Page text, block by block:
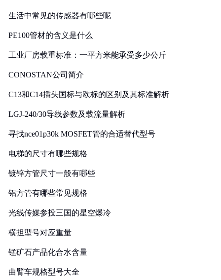
生活中常见的传感器有哪些呢
PE100管材的含义是什么
工业厂房载重标准：一平方米能承受多少公斤
CONOSTAN公司简介
C13和C14插头国标与欧标的区别及其标准解析
LGJ-240/30导线参数及载流量解析
寻找nce01p30k MOSFET管的合适替代型号
电梯的尺寸有哪些规格
镀锌方管尺寸一般有哪些
铝方管有哪些常见规格
光线传媒参投三国的星空爆冷
横担型号对应重量
锰矿石产品化合水含量
曲臂车规格型号大全